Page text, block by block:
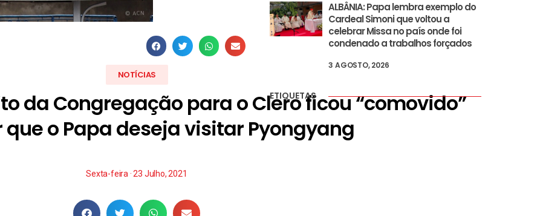
NOTÍCIAS
da Congregação para o Clero ficou “comovido”
que o Papa deseja visitar Pyongyang
Sexta-feira · 23 Julho, 2021
ALBÂNIA: Papa lembra exemplo do
Cardeal Simoni que voltou a
celebrar Missa no país onde foi
condenado a trabalhos forçados
3 AGOSTO, 2026
ETIQUETAS